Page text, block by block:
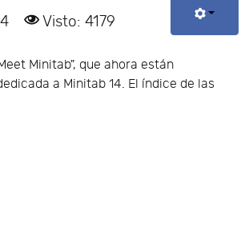
Visto: 4179
Minitab", que ahora están
a Minitab 14. El índice de las